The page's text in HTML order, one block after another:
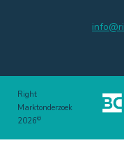
Right
Marktonderzoek
2026©